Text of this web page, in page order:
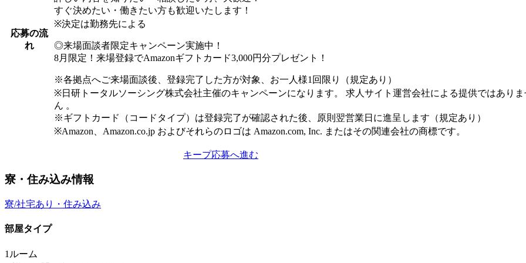
応募の流
れ
すぐ決めたい・働きたい方も歓迎いたします！
※決定は勤務先による
◎来場面談者限定キャンペーン実施中！
8月限定！来場登録でAmazonギフトカード3,000円分プレゼント！
※各拠点へご来場面談後、登録完了した方が対象、お一人様1回限り（規定あり）
※日研トータルソーシング株式会社主催のキャンペーンになります。 求人サイト運営会社による提供ではありま
ん 。
※ギフトカード（コードタイプ）は登録完了が確認された後、原則翌営業日に進呈します（規定あり）
※Amazon、Amazon.co.jp およびそれらのロゴは Amazon.com, Inc. またはその関連会社の商標です。
キープ応募へ進む
寮・住み込み情報
寮/社宅あり・住み込み
部屋タイプ
1ルーム